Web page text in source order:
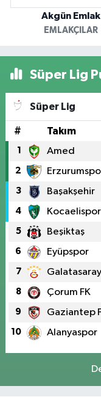
Akgün Emlak
EMLAKÇILAR
Süper Lig
Süper Lig
# Takım
1 Amed
2
3 Başakşehir
4 Kocaelispor
5 Beşiktaş
6 Eyüpspor
7 Galatasaray
8 Çorum FK
9 Gaziantep
10 Alanyaspor